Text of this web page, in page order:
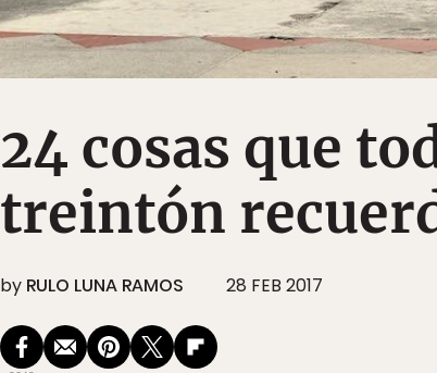
24 cosas que
treintón
by RULO LUNA RAMOS 28 FEB 2017